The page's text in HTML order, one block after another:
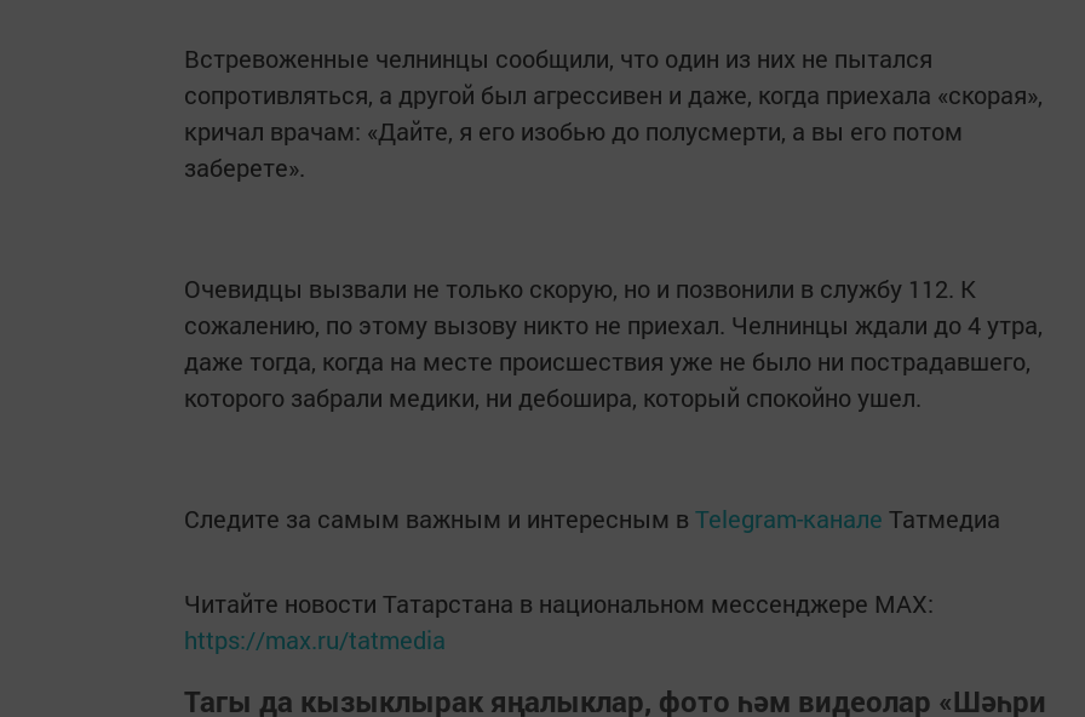
Встревоженные челнинцы сообщили, что один из них не пытался
сопротивляться, а другой был агрессивен и даже, когда приехала «скорая»,
кричал врачам: «Дайте, я его изобью до полусмерти, а вы его потом
заберете».
Очевидцы вызвали не только скорую, но и позвонили в службу 112. К
сожалению, по этому вызову никто не приехал. Челнинцы ждали до 4 утра,
даже тогда, когда на месте происшествия уже не было ни пострадавшего,
которого забрали медики, ни дебошира, который спокойно ушел.
Следите за самым важным и интересным в Telegram-канале Татмедиа
Читайте новости Татарстана в национальном мессенджере MАХ:
https://max.ru/tatmedia
Тагы да кызыклырак яңалыклар, фото һәм видеолар «Шәһри